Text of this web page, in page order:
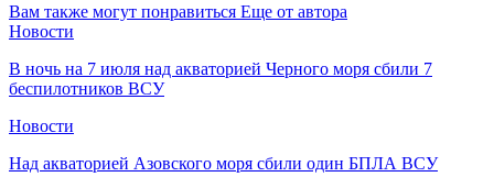
Вам также могут понравиться Еще от автора
Новости
В ночь на 7 июля над акваторией Черного моря сбили 7
беспилотников ВСУ
Новости
Над акваторией Азовского моря сбили один БПЛА ВСУ